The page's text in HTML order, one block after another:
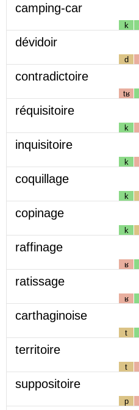
camping-car
k
dévidoir
d
contradictoire
tʁ
réquisitoire
k
inquisitoire
k
coquillage
k
copinage
k
raffinage
ʁ
ratissage
ʁ
carthaginoise
t
territoire
t
suppositoire
p